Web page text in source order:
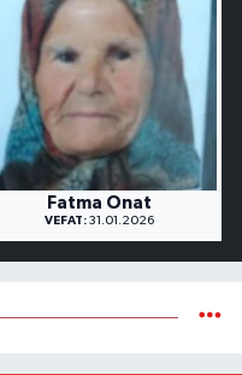
Fatma Onat
VEFAT: 31.01.2026